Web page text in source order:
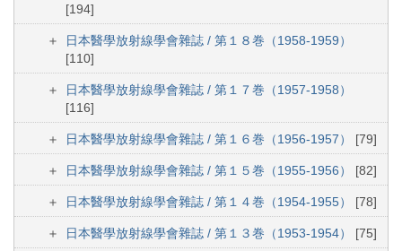
[194]
日本醫學放射線學會雜誌 / 第１８巻（1958-1959）
[110]
日本醫學放射線學會雜誌 / 第１７巻（1957-1958）
[116]
日本醫學放射線學會雜誌 / 第１６巻（1956-1957） [79]
日本醫學放射線學會雜誌 / 第１５巻（1955-1956） [82]
日本醫學放射線學會雜誌 / 第１４巻（1954-1955） [78]
日本醫學放射線學會雜誌 / 第１３巻（1953-1954） [75]